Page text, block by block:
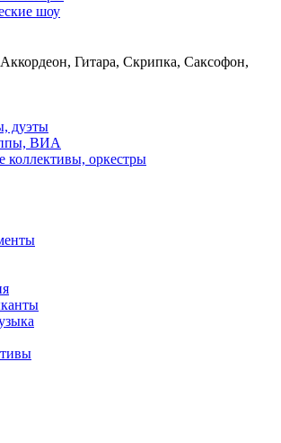
шоу
Гитара, Скрипка, Саксофон,
дуэты
ВИА
коллективы, оркестры